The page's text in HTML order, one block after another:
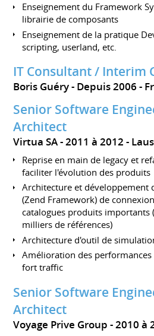
Enseignement du Framework
librairie de composants
Enseignement de la pratique
scripting, userland, etc.
IT Consultant / Interim
Boris Guéry Depuis 2006
Senior Software
Architect
Virtua SA 2011 à 2012
Reprise en main de legacy et
faciliter l'évolution des produits
Architecture et développement
(Zend Framework) de
catalogues produits importants
milliers de références)
Architecture d'outil de
Amélioration des
fort traffic
Senior Software
Architect
Voyage Prive Group 2010 à